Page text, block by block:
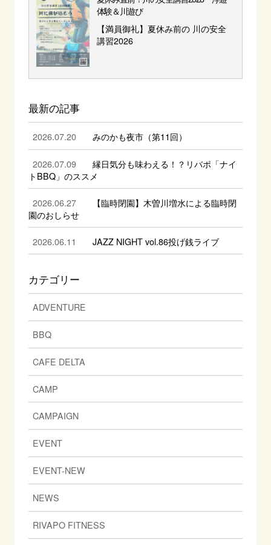
体験＆川遊び
【満員御礼】夏休み前の 川の安全
講習2026
最新の記事
2026.07.20 みのかも夜市（第11回）
2026.07.09
縁日気分も味わえる！？リバポ「ナイ
トBBQ」のススメ
2026.06.27
【臨時閉園】木曽川増水による臨時閉
園のおしらせ
2026.06.11 JAZZ NIGHT vol.86投げ銭ライブ
カテゴリー
ADVENTURE
BBQ
CAFE DELTA
CAMP
CAMPAIGN
EVENT
EVENT-NEW
NEWS
RIVAPO FITNESS